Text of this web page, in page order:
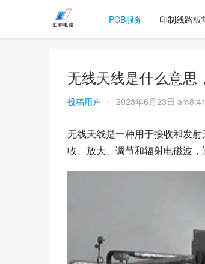
PCB服务 印制线路板
无线天线是什么意思
投稿用户 • 2023年6月23日 am8:41
无线天线是一种用于接收和发
收、放大、调节和辐射电磁波，